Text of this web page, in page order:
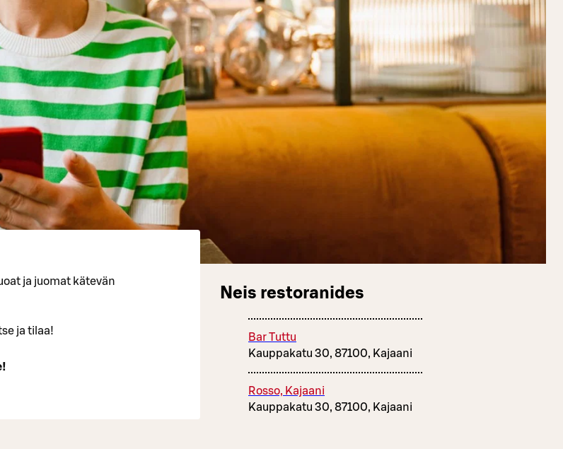
ja juomat kätevän
ja tilaa!
Neis restoranides
Bar Tuttu
Kauppakatu 30, 87100, Kajaani
Rosso, Kajaani
Kauppakatu 30, 87100, Kajaani